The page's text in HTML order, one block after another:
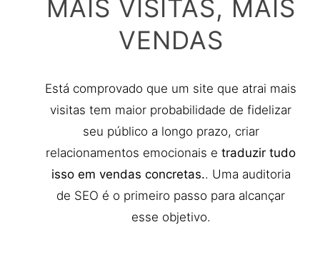
MAIS VISITAS, MAIS
VENDAS
Está comprovado que um site que atrai mais
visitas tem maior probabilidade de fidelizar
seu público a longo prazo, criar
relacionamentos emocionais e traduzir tudo
isso em vendas concretas.. Uma auditoria
de SEO é o primeiro passo para alcançar
esse objetivo.